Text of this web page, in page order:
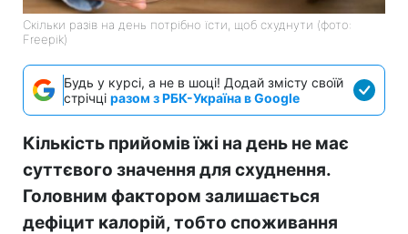
Скільки разів на день потрібно їсти, щоб схуднути (фото:
Freepik)
Будь у курсі, а не в шоці! Додай змісту своїй
стрічці разом з РБК-Україна в Google
Кількість прийомів їжі на день не має
суттєвого значення для схуднення.
Головним фактором залишається
дефіцит калорій, тобто споживання